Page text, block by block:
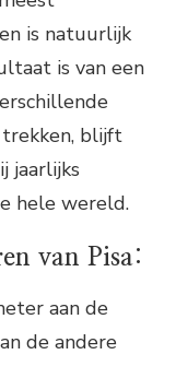
is natuurlijk
is van een
blijft
jaarlijks
hele wereld.
van Pisa:
aan de
de andere